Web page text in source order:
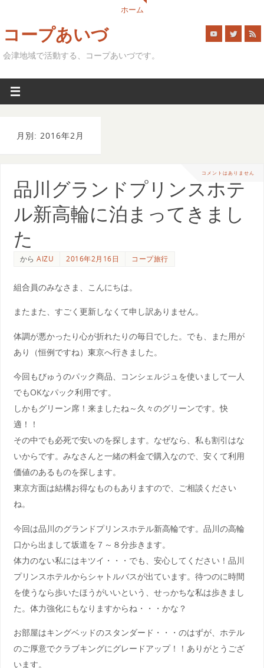
ホーム
コープあいづ
会津地域で活動する、コープあいづです。
月別: 2016年2月
コメントはありません
品川グランドプリンスホテ
ル新高輪に泊まってきまし
た
からAIZU 2016年2月16日 コープ旅行
組合員のみなさま、こんにちは。
またまた、すごく更新しなくて申し訳ありません。
体調が悪かったり心が折れたりの毎日でした。でも、また用が
あり（恒例ですね）東京へ行きました。
今回もびゅうのパック商品、コンシェルジュを使いまして一人
でもOKなパック利用です。
しかもグリーン席！来ましたね～久々のグリーンです。快
適！！
その中でも必死で安いのを探します。なぜなら、私も割引はな
いからです。みなさんと一緒の料金で購入なので、安くて利用
価値のあるものを探します。
東京方面は結構お得なものもありますので、ご相談ください
ね。
今回は品川のグランドプリンスホテル新高輪です。品川の高輪
口から出まして坂道を７～８分歩きます。
体力のない私にはキツイ・・・でも、安心してください！品川
プリンスホテルからシャトルバスが出ています。待つのに時間
を使うなら歩いたほうがいいという、せっかちな私は歩きまし
た。体力強化にもなりますからね・・・かな？
お部屋はキングベッドのスタンダード・・・のはずが、ホテル
のご厚意でクラブキングにグレードアップ！！ありがとうござ
います。